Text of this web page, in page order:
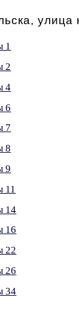
улица
1
2
4
6
7
8
9
11
14
16
22
26
34